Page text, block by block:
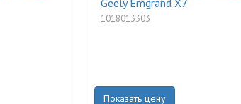
Geely Emgrand X7
1018013303
Показать цену